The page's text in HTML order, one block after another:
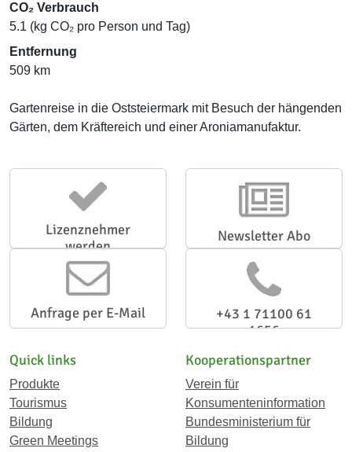
CO₂ Verbrauch
5.1 (kg CO₂ pro Person und Tag)
Entfernung
509 km
Gartenreise in die Oststeiermark mit Besuch der hängenden
Gärten, dem Kräftereich und einer Aroniamanufaktur.
Lizenznehmer
werden
Newsletter Abo
Anfrage per E-Mail
+43 1 71100 61
1656
Quick links
Produkte
Tourismus
Bildung
Green Meetings
Kooperationspartner
Verein für
Konsumenteninformation
Bundesministerium für
Bildung